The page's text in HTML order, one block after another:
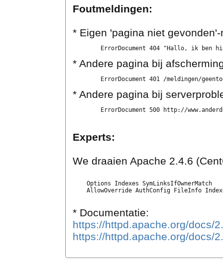
Foutmeldingen:
* Eigen 'pagina niet
* Andere pagina bij
* Andere pagina bij
Experts:
We draaien Apache 2.4.6
    Options Indexes SymLinksIfOwnerMatch
* Documentatie:
https://httpd.apache.org/docs/
https://httpd.apache.org/docs/